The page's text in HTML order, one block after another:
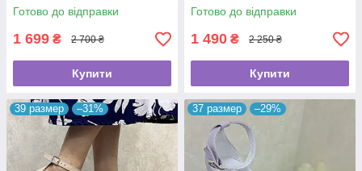
Готово до відправки
1 699 ₴ 2 700 ₴
Купити
Готово до відправки
1 490 ₴ 2 250 ₴
Купити
39 размер –31% 37 размер –29%